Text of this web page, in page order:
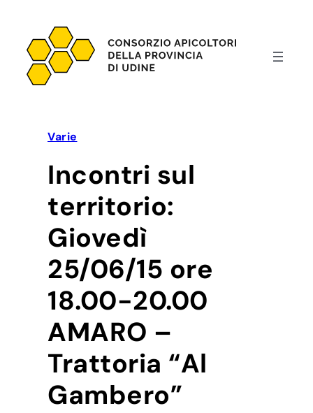
contenuto
Varie
Incontri sul
territorio:
Giovedì
25/06/15 ore
18.00-20.00
AMARO –
Trattoria “Al
Gambero”